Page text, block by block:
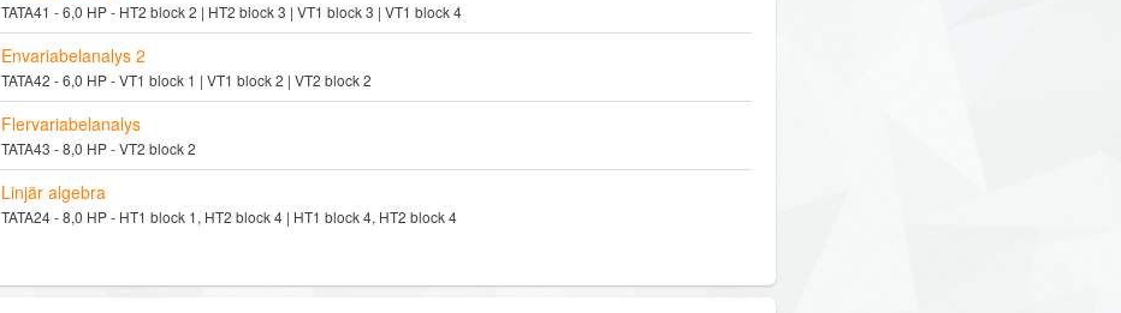
TATA41 - 6,0 HP - HT2 block 2 | HT2 block 3 | VT1 block 3 | VT1 block 4
Envariabelanalys 2
TATA42 - 6,0 HP - VT1 block 1 | VT1 block 2 | VT2 block 2
Flervariabelanalys
TATA43 - 8,0 HP - VT2 block 2
Linjär algebra
TATA24 - 8,0 HP - HT1 block 1, HT2 block 4 | HT1 block 4, HT2 block 4